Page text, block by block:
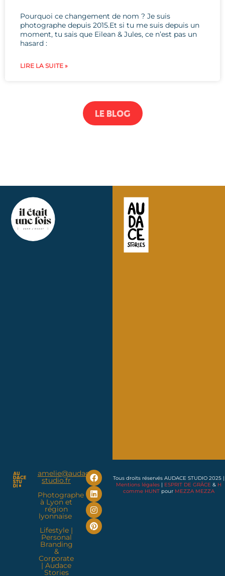
Pourquoi ce changement de nom ? Je suis
photographe depuis 2015.Et si tu me suis depuis un
moment, tu sais que Eilean & Jules, ce n’est pas un
hasard :
LIRE LA SUITE »
LE BLOG
amelie@audace-
studio.fr
Photographe
à Lyon et
région
lyonnaise
Lifestyle |
Personal
Branding
&
Corporate
| Audace
Stories
Tous droits réservés AUDACE STUDIO 2025 |
Mentions légales | ESPRIT DE GRÂCE & H
comme HUNT pour MEZZA MEZZA